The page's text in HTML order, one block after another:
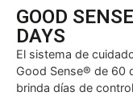
GOOD
DAYS
El sistema de
Good Sense® de 60
brinda días de